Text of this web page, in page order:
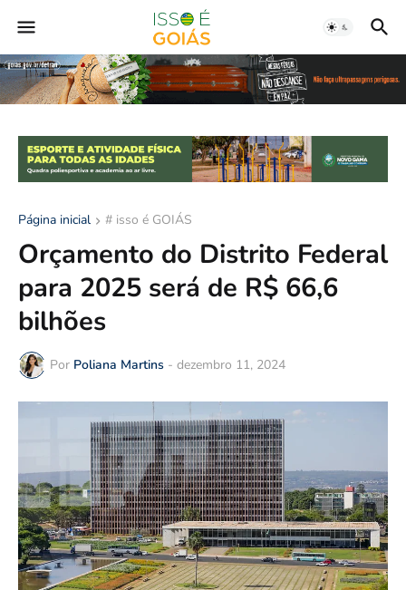
Página inicial # isso é GOIÁS
Orçamento do Distrito Federal
para 2025 será de R$ 66,6
bilhões
Por Poliana Martins - dezembro 11, 2024